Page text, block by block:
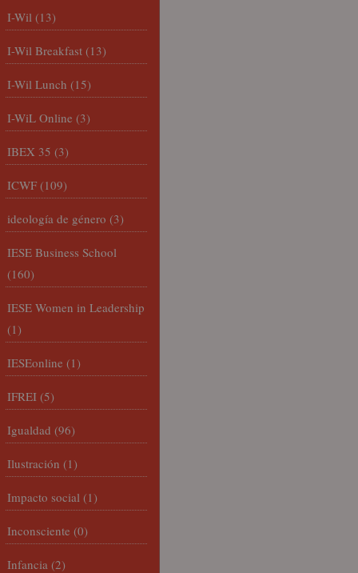
I-Wil (13)
I-Wil Breakfast (13)
I-Wil Lunch (15)
I-WiL Online (3)
IBEX 35 (3)
ICWF (109)
ideología de género (3)
IESE Business School
(160)
IESE Women in Leadership
(1)
IESEonline (1)
IFREI (5)
Igualdad (96)
Ilustración (1)
Impacto social (1)
Inconsciente (0)
Infancia (2)